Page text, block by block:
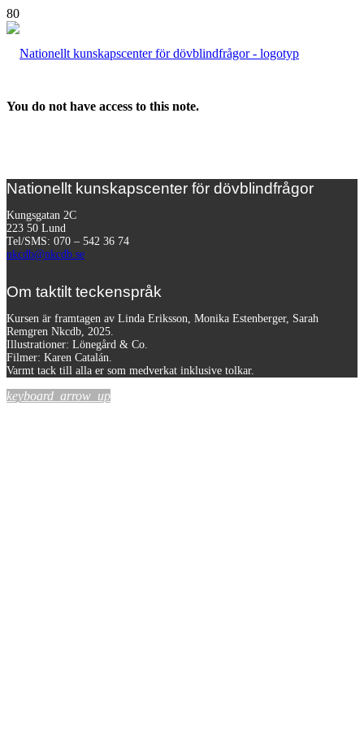
You do not have access to this note.
Nationellt kunskapscenter för dövblindfrågor
Kungsgatan 2C
223 50 Lund
Tel/SMS: 070 – 542 36 74
nkcdb@nkcdb.se
Om taktilt teckenspråk
Kursen är framtagen av Linda Eriksson, Monika Estenberger, Sarah
Remgren Nkcdb, 2025.
Illustrationer: Lönegård & Co.
Filmer: Karen Catalán.
Varmt tack till alla er som medverkat inklusive tolkar.
keyboard_arrow_up